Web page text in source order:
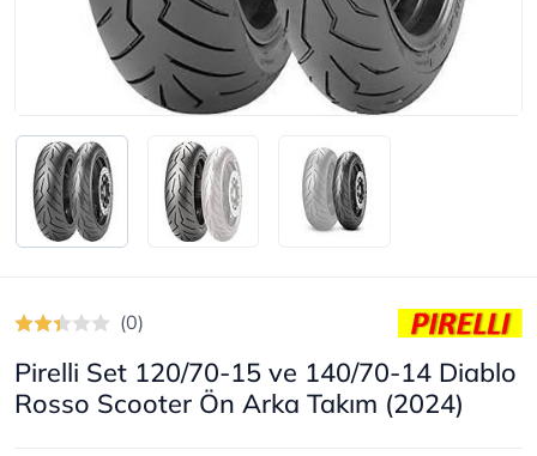
(0)
Pirelli Set 120/70-15 ve 140/70-14 Diablo
Rosso Scooter Ön Arka Takım (2024)